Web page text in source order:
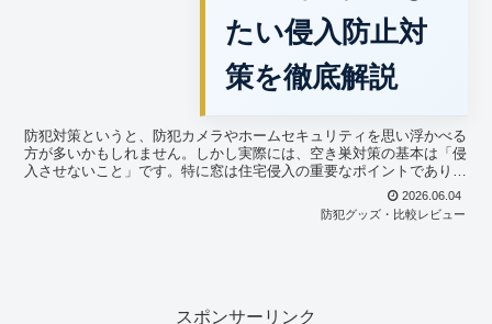
たい侵入防止対
策を徹底解説
防犯対策というと、防犯カメラやホームセキュリティを思い浮かべる
方が多いかもしれません。しかし実際には、空き巣対策の基本は「侵
入させないこと」です。特に窓は住宅侵入の重要なポイントであり、
対策の有無によって狙われやすさが大きく変わる場合があり...2026.06.04
防犯グッズ・比較レビュー
スポンサーリンク